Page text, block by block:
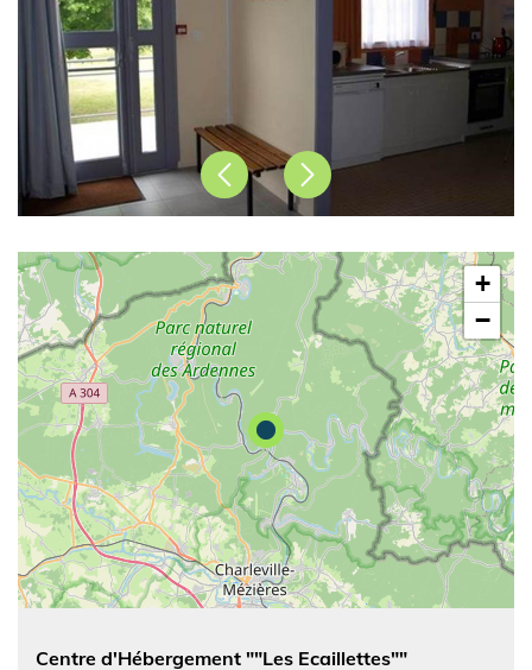
PrécédentSuivant
+
−
Centre d'Hébergement ""Les Ecaillettes""